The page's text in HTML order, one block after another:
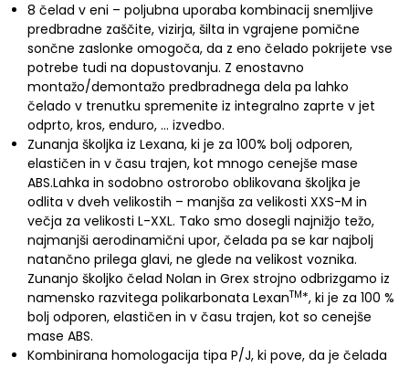
8 čelad v eni – poljubna uporaba kombinacij snemljive
predbradne zaščite, vizirja, šilta in vgrajene pomične
sončne zaslonke omogoča, da z eno čelado pokrijete vse
potrebe tudi na dopustovanju. Z enostavno
montažo/demontažo predbradnega dela pa lahko
čelado v trenutku spremenite iz integralno zaprte v jet
odprto, kros, enduro, … izvedbo.
Zunanja školjka iz Lexana, ki je za 100% bolj odporen,
elastičen in v času trajen, kot mnogo cenejše mase
ABS.Lahka in sodobno ostrorobo oblikovana školjka je
odlita v dveh velikostih – manjša za velikosti XXS-M in
večja za velikosti L-XXL. Tako smo dosegli najnižjo težo,
najmanjši aerodinamični upor, čelada pa se kar najbolj
natančno prilega glavi, ne glede na velikost voznika.
Zunanjo školjko čelad Nolan in Grex strojno odbrizgamo iz
namensko razvitega polikarbonata LexanTM*, ki je za 100 %
bolj odporen, elastičen in v času trajen, kot so cenejše
mase ABS.
Kombinirana homologacija tipa P/J, ki pove, da je čelada